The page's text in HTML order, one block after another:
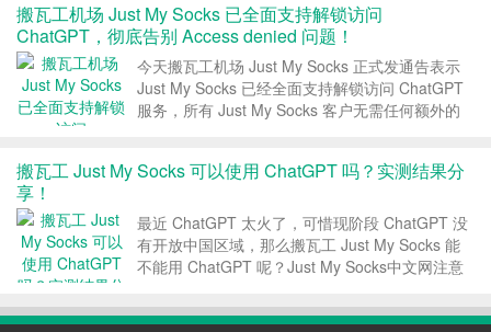
搬瓦工机场 Just My Socks 已全面支持解锁访问
ChatGPT，彻底告别 Access denied 问题！
今天搬瓦工机场 Just My Socks 正式发通告表示
Just My Socks 已经全面支持解锁访问 ChatGPT
服务，所有 Just My Socks 客户无需任何额外的
搬瓦工 Just My Socks 可以使用 ChatGPT 吗？实测结果分
享！
最近 ChatGPT 太火了，可惜现阶段 ChatGPT 没
有开放中国区域，那么搬瓦工 Just My Socks 能
不能用 ChatGPT 呢？Just My Socks中文网注意
了，本文就分享下实测结果，看看 JustMySoc...